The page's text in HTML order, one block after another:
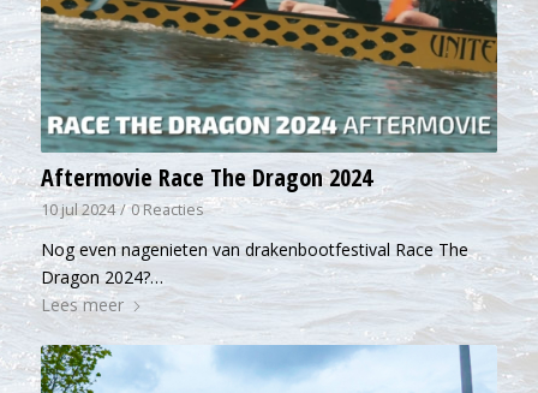
Aftermovie Race The Dragon 2024
10 jul 2024 / 0 Reacties
Nog even nagenieten van drakenbootfestival Race The
Dragon 2024?…
Lees meer